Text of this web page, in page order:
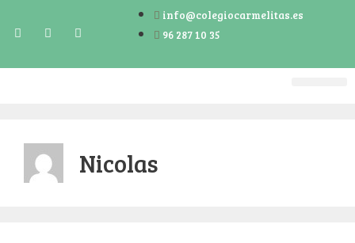
info@colegiocarmelitas.es
96 287 10 35
Nicolas